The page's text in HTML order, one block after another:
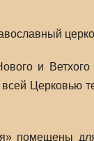
и
Церковью
помещены